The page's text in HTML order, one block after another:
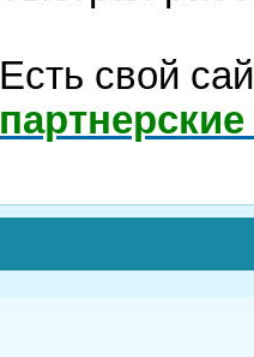
Есть свой